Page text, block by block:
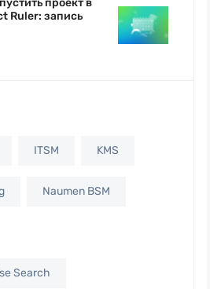
Ruler: запись
ITSM KMS
Naumen BSM
Search